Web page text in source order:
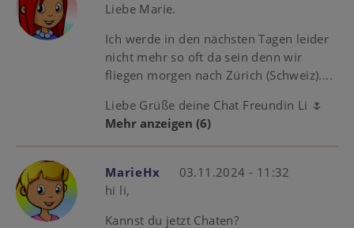
Liebe Marie.
Ich werde in den nächsten Tagen leider
nicht mehr so oft da sein denn wir
fliegen morgen nach Zürich (Schweiz)....
Liebe Grüße deine Chat Freundin Li 🌷
Mehr anzeigen (6)
MarieHx
03.11.2024 - 11:32
hi li,
Kannst du jetzt Chaten?